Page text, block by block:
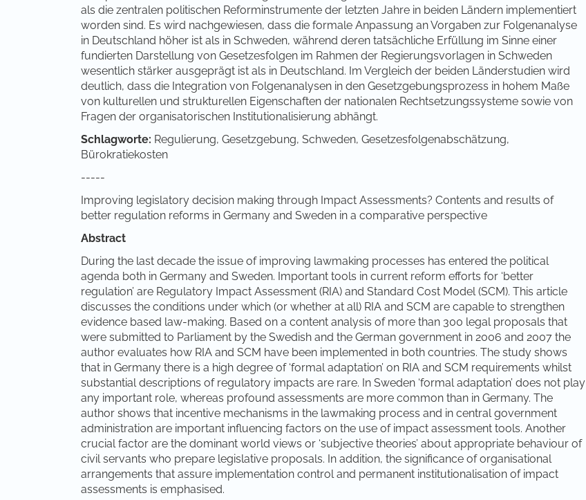
als die zentralen politischen Reforminstrumente der letzten Jahre in beiden Ländern implementiert
worden sind. Es wird nachgewiesen, dass die formale Anpassung an Vorgaben zur Folgenanalyse
in Deutschland höher ist als in Schweden, während deren tatsächliche Erfüllung im Sinne einer
fundierten Darstellung von Gesetzesfolgen im Rahmen der Regierungsvorlagen in Schweden
wesentlich stärker ausgeprägt ist als in Deutschland. Im Vergleich der beiden Länderstudien wird
deutlich, dass die Integration von Folgenanalysen in den Gesetzgebungsprozess in hohem Maße
von kulturellen und strukturellen Eigenschaften der nationalen Rechtsetzungssysteme sowie von
Fragen der organisatorischen Institutionalisierung abhängt.
Schlagworte: Regulierung, Gesetzgebung, Schweden, Gesetzesfolgenabschätzung,
Bürokratiekosten
-----
Improving legislatory decision making through Impact Assessments? Contents and results of
better regulation reforms in Germany and Sweden in a comparative perspective
Abstract
During the last decade the issue of improving lawmaking processes has entered the political
agenda both in Germany and Sweden. Important tools in current reform efforts for ‘better
regulation’ are Regulatory Impact Assessment (RIA) and Standard Cost Model (SCM). This article
discusses the conditions under which (or whether at all) RIA and SCM are capable to strengthen
evidence based law-making. Based on a content analysis of more than 300 legal proposals that
were submitted to Parliament by the Swedish and the German government in 2006 and 2007 the
author evaluates how RIA and SCM have been implemented in both countries. The study shows
that in Germany there is a high degree of ‘formal adaptation’ on RIA and SCM requirements whilst
substantial descriptions of regulatory impacts are rare. In Sweden ‘formal adaptation’ does not play
any important role, whereas profound assessments are more common than in Germany. The
author shows that incentive mechanisms in the lawmaking process and in central government
administration are important influencing factors on the use of impact assessment tools. Another
crucial factor are the dominant world views or ‘subjective theories’ about appropriate behaviour of
civil servants who prepare legislative proposals. In addition, the significance of organisational
arrangements that assure implementation control and permanent institutionalisation of impact
assessments is emphasised.